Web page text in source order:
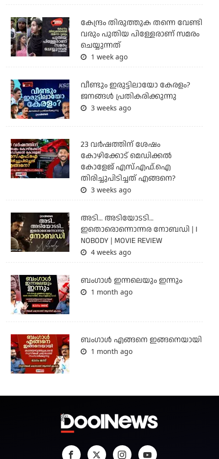
കേന്ദ്രം തിരുത്തുക തന്നെ വേണ്ടി
വരും പുതിയ പിള്ളേരാണ് സമരം
ചെയ്യുന്നത്
1 week ago
വീണ്ടും ഇരുട്ടിലായോ കേരളം?
ജനങ്ങൾ പ്രതികരിക്കുന്നു
3 weeks ago
23 വർഷത്തിന് ശേഷം
കോഴിക്കോട് മെഡിക്കൽ
കോളേജ് എസ്.എഫ്.ഐ
തിരിച്ചുപിടിച്ചത് എങ്ങനെ?
3 weeks ago
അടി... അടിയോടടി...
ഇതൊരൊന്നൊന്നര നോബഡി | I
NOBODY | MOVIE REVIEW
4 weeks ago
ബംഗാള്‍ ഇന്നലെയും ഇന്നും
1 month ago
ബം​ഗാൾ എങ്ങനെ ഇങ്ങനെയായി
1 month ago